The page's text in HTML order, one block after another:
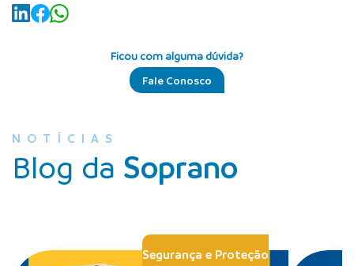
Ficou com alguma dúvida?
Fale Conosco
NOTÍCIAS
Blog da Soprano
Segurança e Proteção